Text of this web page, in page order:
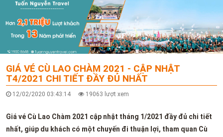
GIÁ VÉ CÙ LAO CHÀM 2021 - CẬP NHẬT
T4/2021 CHI TIẾT ĐẦY ĐỦ NHẤT
12/02/2020 03:43:14 19063 lượt xem
Giá vé Cù Lao Chàm 2021 cập nhật tháng 1/2021 đầy đủ chi tiết
nhất, giúp du khách có một chuyến đi thuận lợi, tham quan Cù